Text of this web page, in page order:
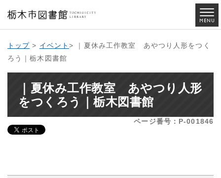
トップ > イベント> ｜夏休み工作教室 あやつり人形をつく
ろう｜栃木図書館
｜夏休み工作教室 あやつり人形
をつくろう｜栃木図書館
ページ番号：P-001846